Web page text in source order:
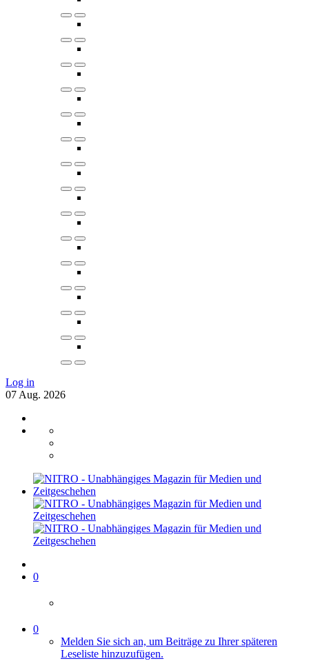
Log in
07 Aug. 2026
0
0
Melden Sie sich an, um Beiträge zu Ihrer späteren
Leseliste hinzuzufügen.